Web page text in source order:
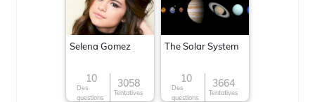
Selena Gomez
10
Des
questions
3058
Tentatives
The Solar System
10
Des
questions
3664
Tentatives